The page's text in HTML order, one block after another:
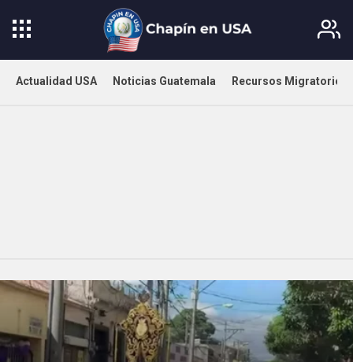
Actualidad USA Noticias Guatemala Recursos Migratorios